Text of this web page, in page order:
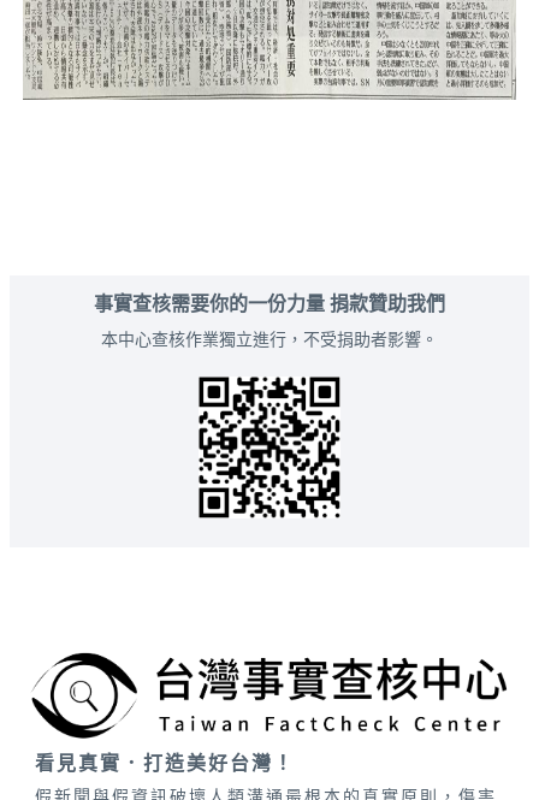
事實查核需要你的一份力量 捐款贊助我們
本中心查核作業獨立進行，不受捐助者影響。
看見真實．打造美好台灣！
假新聞與假資訊破壞人類溝通最根本的真實原則，傷害